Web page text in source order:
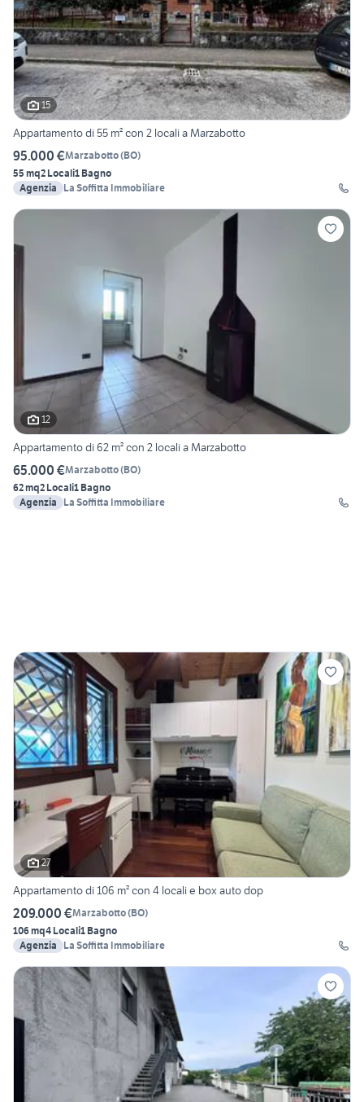
15
Appartamento di 55 m² con 2 locali a Marzabotto
95.000 €Marzabotto(BO)
55 mq2 Locali1 Bagno
Agenzia
La Soffitta Immobiliare
12
Appartamento di 62 m² con 2 locali a Marzabotto
65.000 €Marzabotto(BO)
62 mq2 Locali1 Bagno
Agenzia
La Soffitta Immobiliare
27
Appartamento di 106 m² con 4 locali e box auto dop
209.000 €Marzabotto(BO)
106 mq4 Locali1 Bagno
Agenzia
La Soffitta Immobiliare